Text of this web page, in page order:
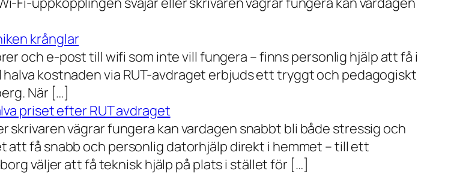
krånglar
och e-post till wifi som inte vill fungera – finns personlig hjälp att få i
kostnaden via RUT-avdraget erbjuds ett tryggt och pedagogiskt
När […]
priset efter RUT avdraget
vägrar fungera kan vardagen snabbt bli både stressig och
att få snabb och personlig datorhjälp direkt i hemmet – till ett
väljer att få teknisk hjälp på plats i stället för […]